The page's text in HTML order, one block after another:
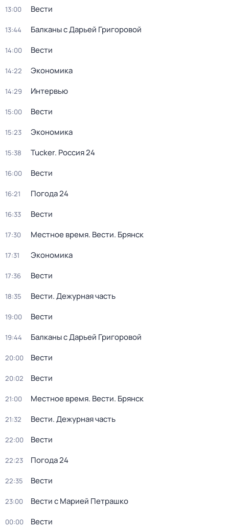
13:00 Вести
13:44 Балканы с Дарьей Григоровой
14:00 Вести
14:22 Экономика
14:29 Интервью
15:00 Вести
15:23 Экономика
15:38 Tucker. Россия 24
16:00 Вести
16:21 Погода 24
16:33 Вести
17:30 Местное время. Вести. Брянск
17:31 Экономика
17:36 Вести
18:35 Вести. Дежурная часть
19:00 Вести
19:44 Балканы с Дарьей Григоровой
20:00 Вести
20:02 Вести
21:00 Местное время. Вести. Брянск
21:32 Вести. Дежурная часть
22:00 Вести
22:23 Погода 24
22:35 Вести
23:00 Вести с Марией Петрашко
00:00 Вести